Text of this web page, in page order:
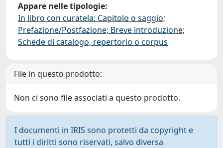
Appare nelle tipologie:
In libro con curatela: Capitolo o saggio;
Prefazione/Postfazione; Breve introduzione;
Schede di catalogo, repertorio o corpus
File in questo prodotto:
Non ci sono file associati a questo prodotto.
I documenti in IRIS sono protetti da copyright e
tutti i diritti sono riservati, salvo diversa